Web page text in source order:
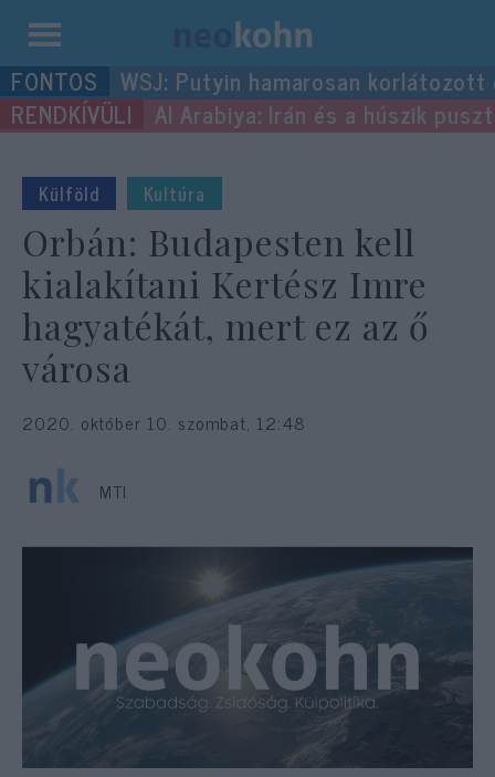
Kilépés
a
tartalomba
WSJ: Putyin hamarosan
Al Arabiya: Irán és a húszik
Külföld Kultúra
Orbán: Budapesten kell
kialakítani Kertész Imre
hagyatékát, mert ez az ő
városa
2020. október 10. szombat, 12:48
MTI